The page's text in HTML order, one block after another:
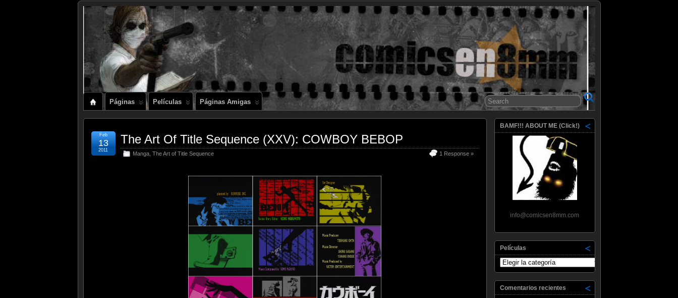
Comics en 8mm
Páginas Películas Páginas Amigas
The Art Of Title Sequence (XXV): COWBOY BEBOP
Manga, The Art of Title Sequence 1 Response »
Feb
13
2011
BAMF!!! ABOUT ME (Click!)
info@comicsen8mm.com
Películas
Películas
Comentarios recientes